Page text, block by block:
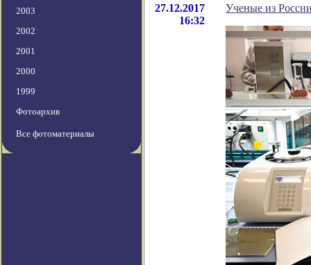
2003
2002
2001
2000
1999
Фотоархив
Все фотоматериалы
27.12.2017
16:32
Ученые из